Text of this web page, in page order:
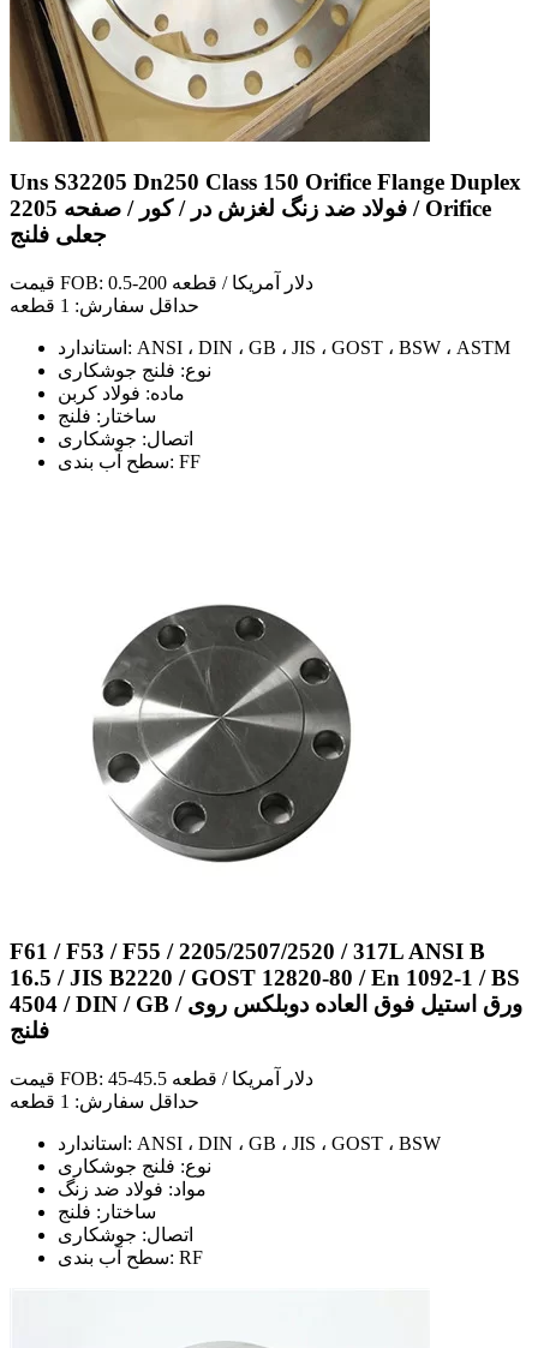
Uns S32205 Dn250 Class 150 Orifice Flange Duplex
2205 فولاد ضد زنگ لغزش در / کور / صفحه / Orifice
جعلی فلنج
قیمت FOB: 0.5-200 دلار آمریکا / قطعه
حداقل سفارش: 1 قطعه
استاندارد: ANSI ، DIN ، GB ، JIS ، GOST ، BSW ، ASTM
نوع: فلنج جوشکاری
ماده: فولاد کربن
ساختار: فلنج
اتصال: جوشکاری
سطح آب بندی: FF
F61 / F53 / F55 / 2205/2507/2520 / 317L ANSI B
16.5 / JIS B2220 / GOST 12820-80 / En 1092-1 / BS
4504 / DIN / GB / ورق استیل فوق العاده دوبلکس روی
فلنج
قیمت FOB: 45-45.5 دلار آمریکا / قطعه
حداقل سفارش: 1 قطعه
استاندارد: ANSI ، DIN ، GB ، JIS ، GOST ، BSW
نوع: فلنج جوشکاری
مواد: فولاد ضد زنگ
ساختار: فلنج
اتصال: جوشکاری
سطح آب بندی: RF